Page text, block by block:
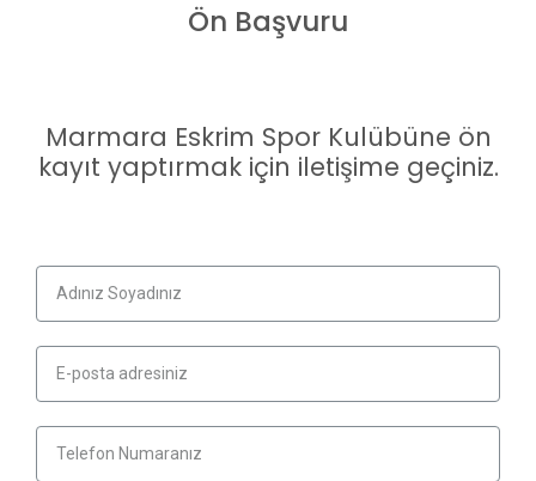
Ön Başvuru
Marmara Eskrim Spor Kulübüne ön
kayıt yaptırmak için iletişime geçiniz.